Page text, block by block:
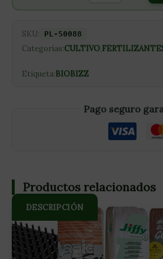
SKU: PL-50088
Categorías:CULTIVO,
Etiqueta:BIOBIZZ
Pago seguro
DESCRIPCIÓN
Revitalizante y preventivo de
plagas. Previene la evaporación
Productos relacionados